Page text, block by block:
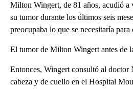
Milton Wingert, de 81 años, acudió a
su tumor durante los últimos seis
preocupaba lo que se necesitaría para
El tumor de Milton Wingert antes de
Entonces, Wingert consultó al
cabeza y de cuello en el Hospital